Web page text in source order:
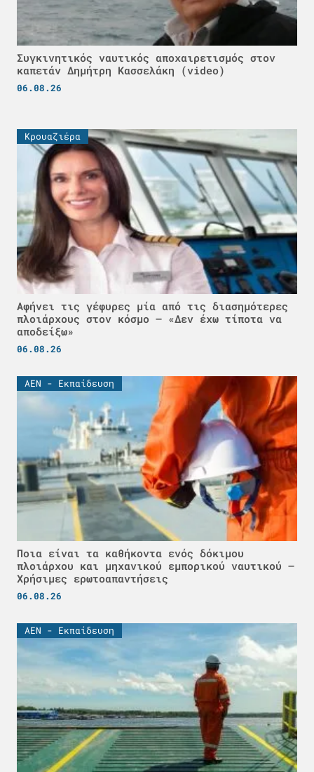
Συγκινητικός ναυτικός αποχαιρετισμός στον
καπετάν Δημήτρη Κασσελάκη (video)
06.08.26
Κρουαζιέρα
Αφήνει τις γέφυρες μία από τις διασημότερες
πλοιάρχους στον κόσμο – «Δεν έχω τίποτα να
αποδείξω»
06.08.26
ΑΕΝ - Εκπαίδευση
Ποια είναι τα καθήκοντα ενός δόκιμου
πλοιάρχου και μηχανικού εμπορικού ναυτικού –
Χρήσιμες ερωτοαπαντήσεις
06.08.26
ΑΕΝ - Εκπαίδευση